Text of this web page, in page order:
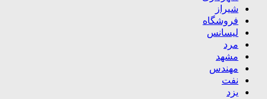
شیراز
فروشگاه
لیسانس
مرد
مشهد
مهندس
نفت
یزد